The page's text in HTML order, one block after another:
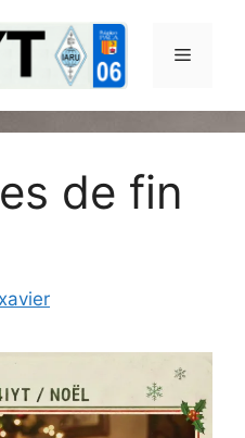
Menu
de fin
xavier